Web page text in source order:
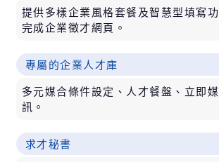
提供多樣企業風格套餐及智慧型填寫
完成企業徵才網頁。
專屬的企業人才庫
多元媒合條件設定、人才餐盤、立即
訊。
求才秘書